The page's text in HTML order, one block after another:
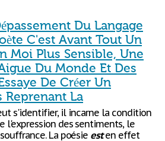
Du Langage
C'est Avant Tout Un
Moi Plus Sensible, Une
Du Monde Et Des
De Créer Un
La
s'identifier, il incarne la condition
l'expression des sentiments, le
La poésie esten effet